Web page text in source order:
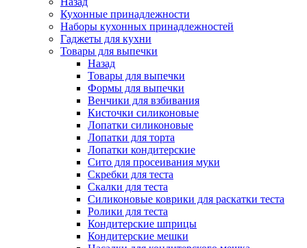
Кухонные принадлежности
Наборы кухонных принадлежностей
Гаджеты для кухни
Товары для выпечки
Назад
Товары для выпечки
Формы для выпечки
Венчики для взбивания
Кисточки силиконовые
Лопатки силиконовые
Лопатки для торта
Лопатки кондитерские
Сито для просеивания муки
Скребки для теста
Скалки для теста
Силиконовые коврики для раскатки теста
Ролики для теста
Кондитерские шприцы
Кондитерские мешки